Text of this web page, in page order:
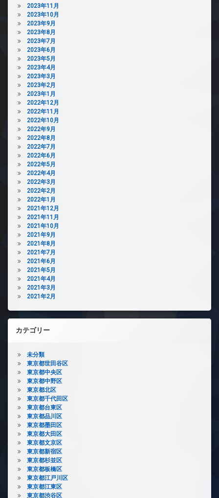
2023年11月
2023年10月
2023年9月
2023年8月
2023年7月
2023年6月
2023年5月
2023年4月
2023年3月
2023年2月
2023年1月
2022年12月
2022年11月
2022年10月
2022年9月
2022年8月
2022年7月
2022年6月
2022年5月
2022年4月
2022年3月
2022年2月
2022年1月
2021年12月
2021年11月
2021年10月
2021年9月
2021年8月
2021年7月
2021年6月
2021年5月
2021年4月
2021年3月
2021年2月
カテゴリー
未分類
東京都世田谷区
東京都中央区
東京都中野区
東京都北区
東京都千代田区
東京都台東区
東京都品川区
東京都墨田区
東京都大田区
東京都文京区
東京都新宿区
東京都杉並区
東京都板橋区
東京都江戸川区
東京都江東区
東京都渋谷区